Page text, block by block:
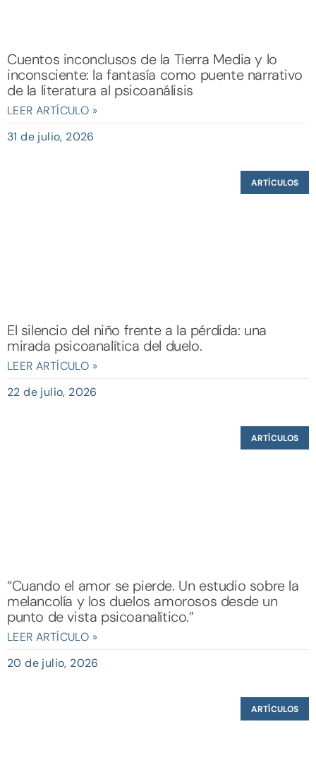
Cuentos inconclusos de la Tierra Media y lo
inconsciente: la fantasía como puente narrativo
de la literatura al psicoanálisis
LEER ARTÍCULO »
31 de julio, 2026
ARTÍCULOS
El silencio del niño frente a la pérdida: una
mirada psicoanalítica del duelo.
LEER ARTÍCULO »
22 de julio, 2026
ARTÍCULOS
“Cuando el amor se pierde. Un estudio sobre la
melancolía y los duelos amorosos desde un
punto de vista psicoanalítico.”
LEER ARTÍCULO »
20 de julio, 2026
ARTÍCULOS